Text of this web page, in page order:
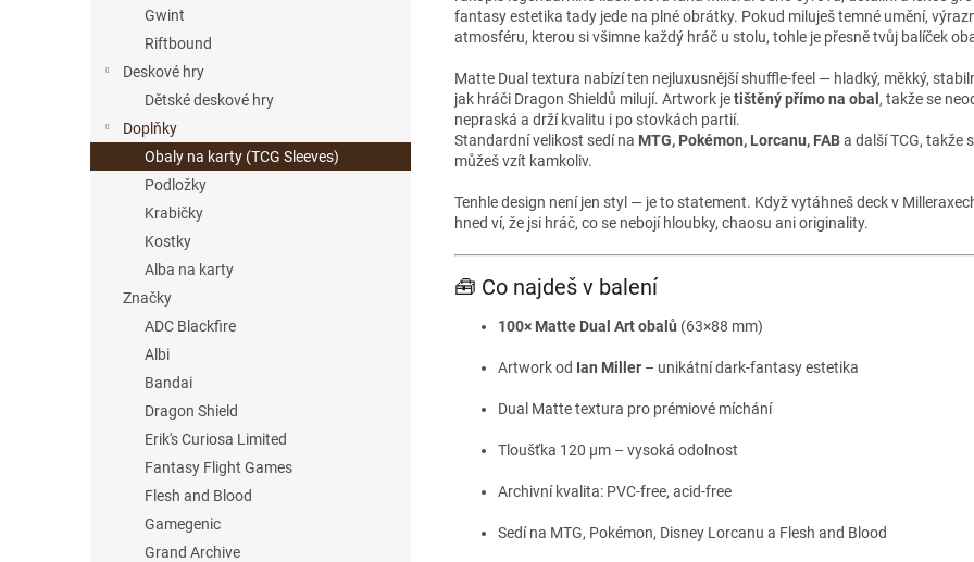
Gwint
Riftbound
Deskové hry
Dětské deskové hry
Doplňky
Obaly na karty (TCG Sleeves)
Podložky
Krabičky
Kostky
Alba na karty
Značky
ADC Blackfire
Albi
Bandai
Dragon Shield
Erik's Curiosa Limited
Fantasy Flight Games
Flesh and Blood
Gamegenic
Grand Archive
fantasy estetika tady jede na plné obrátky. Pokud miluješ temné umění,
atmosféru, kterou si všimne každý hráč u stolu, tohle je přesně tvůj balíček
Matte Dual textura nabízí ten nejluxusnější shuffle-feel — hladký, měkký,
jak hráči Dragon Shieldů milují. Artwork jetištěný přímo na obal , takže se
nepraská a drží kvalitu i po stovkách partií.
Standardní velikost sedí na MTG, Pokémon, Lorcanu, FABa další TCG, takže
můžeš vzít kamkoliv.
Tenhle design není jen styl — je to statement. Když vytáhneš deck v
hned ví, že jsi hráč, co se nebojí hloubky, chaosu ani originality.
🧰 Co najdeš v balení
100× Matte Dual Art obalů (63×88 mm)
Artwork od Ian Miller – unikátní dark-fantasy estetika
Dual Matte textura pro prémiové míchání
Tloušťka 120 µm – vysoká odolnost
Archivní kvalita: PVC-free, acid-free
Sedí na MTG, Pokémon, Disney Lorcanu a Flesh and Blood